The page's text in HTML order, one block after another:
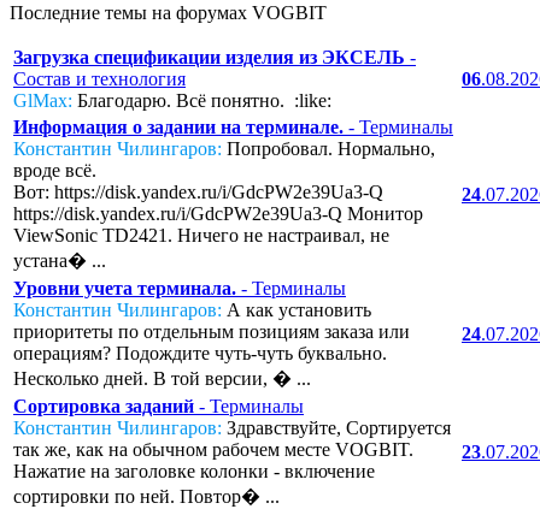
Последние темы на форумах VOGBIT
Загрузка спецификации изделия из ЭКСЕЛЬ -
Состав и технология
GlMax: Благодарю. Всё понятно. :like:
06
Информация о задании на терминале. - Терминалы
Константин Чилингаров: Попробовал. Нормально,
вроде всё.
Вот: https://disk.yandex.ru/i/GdcPW2e39Ua3-Q
https://disk.yandex.ru/i/GdcPW2e39Ua3-Q Монитор
ViewSonic TD2421. Ничего не настраивал, не
устана� ...
24
Уровни учета терминала. - Терминалы
Константин Чилингаров: А как установить
приоритеты по отдельным позициям заказа или
операциям? Подождите чуть-чуть буквально.
Несколько дней. В той версии, � ...
24
Сортировка заданий - Терминалы
Константин Чилингаров: Здравствуйте, Сортируется
так же, как на обычном рабочем месте VOGBIT.
Нажатие на заголовке колонки - включение
сортировки по ней. Повтор� ...
23